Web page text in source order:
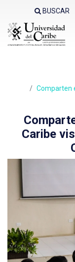
sitio
web
BUSCAR
Comparten
Caribe